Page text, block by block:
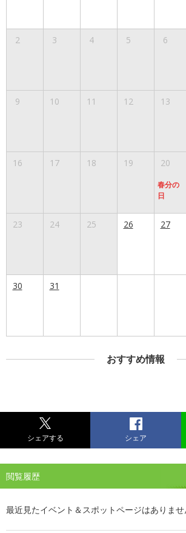
2 3 4 5 6
9 10 11 12 13
16 17 18 19 20
春分の
日
23 24 25 26 27
30 31
おすすめ情報
シェアする シェア
閲覧履歴
最近見たイベント＆スポットページはありませ